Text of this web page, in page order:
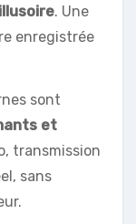
illusoire. Une
enregistrée
sont
et
transmission
sans